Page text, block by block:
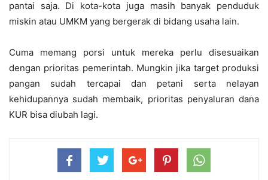
pantai saja. Di kota-kota juga masih banyak penduduk
miskin atau UMKM yang bergerak di bidang usaha lain.
Cuma memang porsi untuk mereka perlu disesuaikan
dengan prioritas pemerintah. Mungkin jika target produksi
pangan sudah tercapai dan petani serta nelayan
kehidupannya sudah membaik, prioritas penyaluran dana
KUR bisa diubah lagi.